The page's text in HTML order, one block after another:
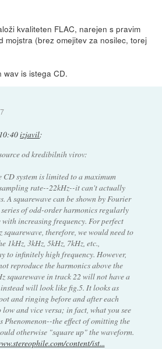
kvaliteten FLAC, narejen s pravim
mojstra (brez omejitev za nosilec, torej
wav is istega CD.
izjavil:
od kredibilnih virov:
CD system is limited to a maximum
rate--22kHz--it can't actually
A squarewave can be shown by Fourier
of odd-order harmonics regularly
increasing frequency. For perfect
therefore, we would need to
1kHz, 3kHz, 5kHz, 7kHz, etc.,
to infinitely high frequency. However,
reproduce the harmonics above the
squarewave in track 22 will not have a
will look like fig.5. It looks as
and ringing before and after each
and vice versa; in fact, what you see
Phenomenon--the effect of omitting the
otherwise "square up" the waveform.
content/ist...